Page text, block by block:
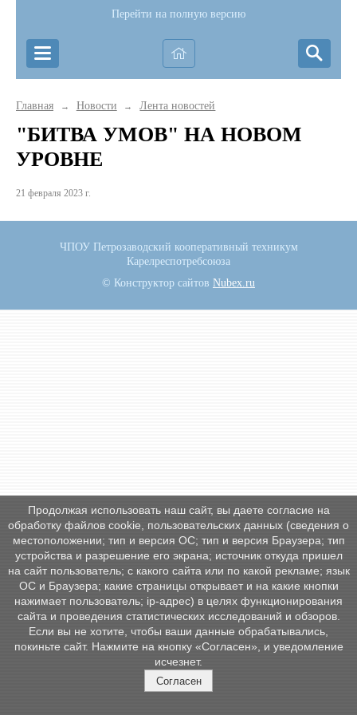
Перейти на полную версию
Главная → Новости → Лента новостей
"БИТВА УМОВ" НА НОВОМ
УРОВНЕ
21 февраля 2023 г.
ЧПОУ Петрозаводский кооперативный техникум
Карелреспотребсоюза
© Конструктор сайтов Nubex.ru
Продолжая использовать наш сайт, вы даете согласие на
обработку файлов cookie, пользовательских данных (сведения о
местоположении; тип и версия ОС; тип и версия Браузера; тип
устройства и разрешение его экрана; источник откуда пришел
на сайт пользователь; с какого сайта или по какой рекламе; язык
ОС и Браузера; какие страницы открывает и на какие кнопки
нажимает пользователь; ip-адрес) в целях функционирования
сайта и проведения статистических исследований и обзоров.
Если вы не хотите, чтобы ваши данные обрабатывались,
покиньте сайт. Нажмите на кнопку «Согласен», и уведомление
исчезнет.
Согласен